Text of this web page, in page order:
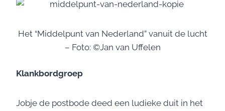
Het “Middelpunt van Nederland” vanuit de lucht
– Foto: ©Jan van Uffelen
Klankbordgroep
Jobje de postbode deed een ludieke duit in het